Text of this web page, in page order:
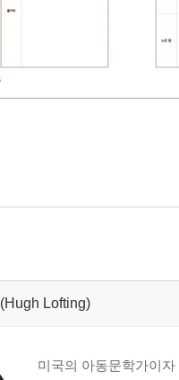
(Hugh Lofting)
미국의 아동문학가이